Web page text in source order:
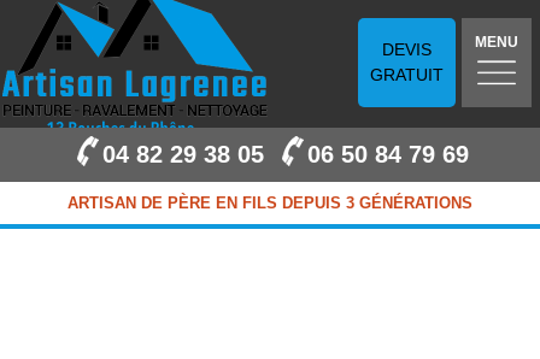
DEVIS
GRATUIT
MENU
04 82 29 38 05 06 50 84 79 69
ARTISAN DE PÈRE EN FILS DEPUIS 3 GÉNÉRATIONS